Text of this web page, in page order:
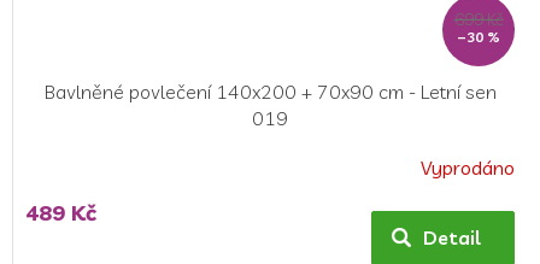
699 Kč
–30 %
Bavlněné povlečení 140x200 + 70x90 cm - Letní sen
019
hodnocení
produktu
Vyprodáno
489 Kč
Detail